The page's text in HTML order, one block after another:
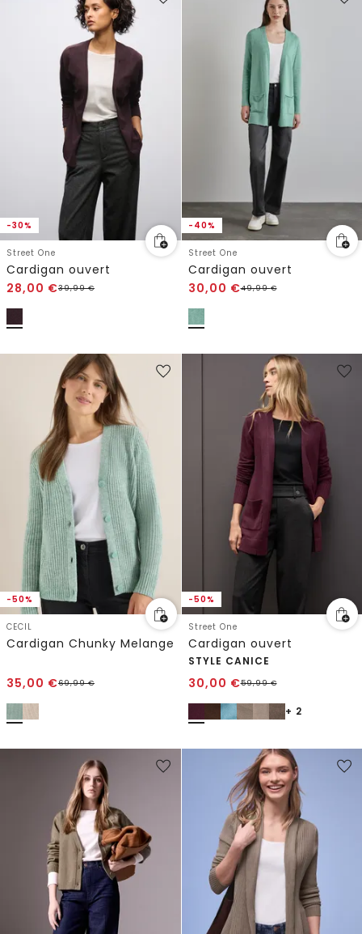
-30%
Street One
Cardigan ouvert
28,00 €39,99€
-40%
Street One
Cardigan ouvert
30,00 €49,99€
-50%
CECIL
Cardigan Chunky Melange
35,00 €69,99€
-50%
Street One
Cardigan ouvert
STYLE CANICE
30,00 €59,99€
+ 2